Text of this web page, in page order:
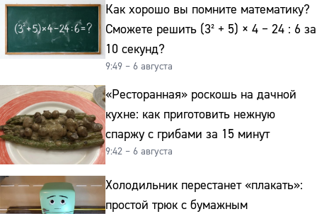
Как хорошо вы помните математику?
Сможете решить (3² + 5) × 4 − 24 : 6 за
10 секунд?
9:49 – 6 августа
«Ресторанная» роскошь на дачной
кухне: как приготовить нежную
спаржу с грибами за 15 минут
9:42 – 6 августа
Холодильник перестанет «плакать»:
простой трюк с бумажным